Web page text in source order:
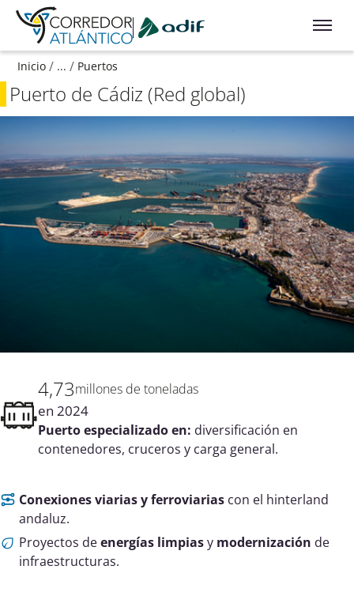
Ir a contenido principal
Inicio / ... / Puertos
Puerto de Cádiz (Red global)
4,73millones de toneladas
en 2024
Puerto especializado en: diversificación en
contenedores, cruceros y carga general.
Conexiones viarias y ferroviarias con el hinterland
andaluz.
Proyectos deenergías limpiasy modernización de
infraestructuras.